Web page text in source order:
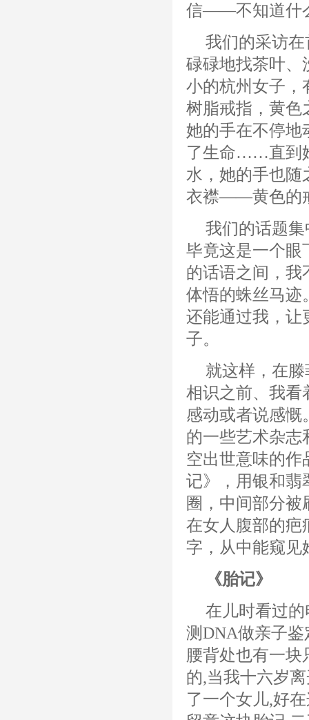
信——不知道什
我们的采访
碌碌地找茶叶、
小的杭州女子，
树脂戒指，黄色
她的手在不停地
了生命……直到
水，她的手也随
衣襟——黄色的
我们的话题
毕竟这是一个眼
的话语之间，我
体悟的蛛丝马迹
还能通过我，让
子。
就这样，在
相识之前、我看
感动或者说感慨
的一些艺术杂志
空出世意味的
记》，用银和翡
圈，中间部分
在女人腹部的疤
字，从中能窥
《胎记》
在儿时看过
测DNA做亲子
腰背处也有一块
的,当我十六岁
了一个女儿,好